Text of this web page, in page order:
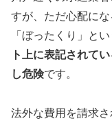
すが、ただ心配にな
「ぼったくり」と
ト上に表記されて
し危険です。
法外な費用を請求